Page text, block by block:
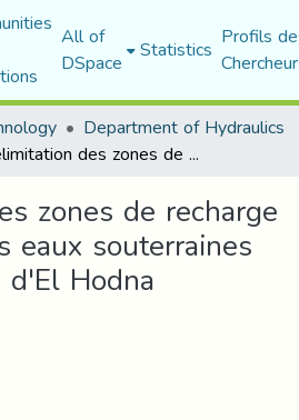
All of
DSpace Statistics Profils
Department of Hydraulics
Délimitation des zones de recharge potentielle des eaux souterraines dans la région d'El Hodna
zones de recharge
eaux souterraines
Hodna